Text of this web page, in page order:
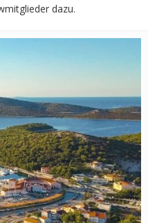
dazu.